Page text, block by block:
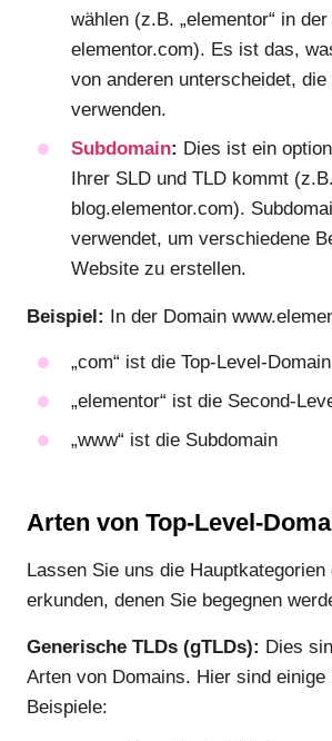
wählen (z.B. „elementor“ in
elementor.com). Es ist das,
von anderen unterscheidet,
verwenden.
Subdomain: Dies ist ein
Ihrer SLD und TLD kommt (z.B.
blog.elementor.com).
verwendet, um verschiedene
Website zu erstellen.
Beispiel: In der Domain
„com“ ist die Top-Level-Domain
„elementor“ ist die Second-
„www“ ist die Subdomain
Arten von Top-Level-
Lassen Sie uns die Hauptkategorien
erkunden, denen Sie begegnen
Generische TLDs (gTLDs): Dies
Arten von Domains. Hier sind einige
Beispiele: